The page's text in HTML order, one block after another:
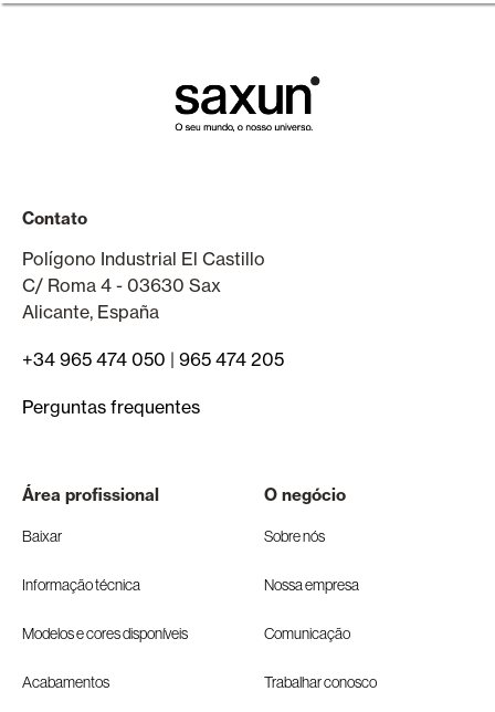
Contato
Polígono Industrial El Castillo
C/ Roma 4 - 03630 Sax
Alicante, España
+34 965 474 050 | 965 474 205
Perguntas frequentes
Área profissional
Baixar
Informação técnica
Modelos e cores disponíveis
Acabamentos
O negócio
Sobre nós
Nossa empresa
Comunicação
Trabalhar conosco